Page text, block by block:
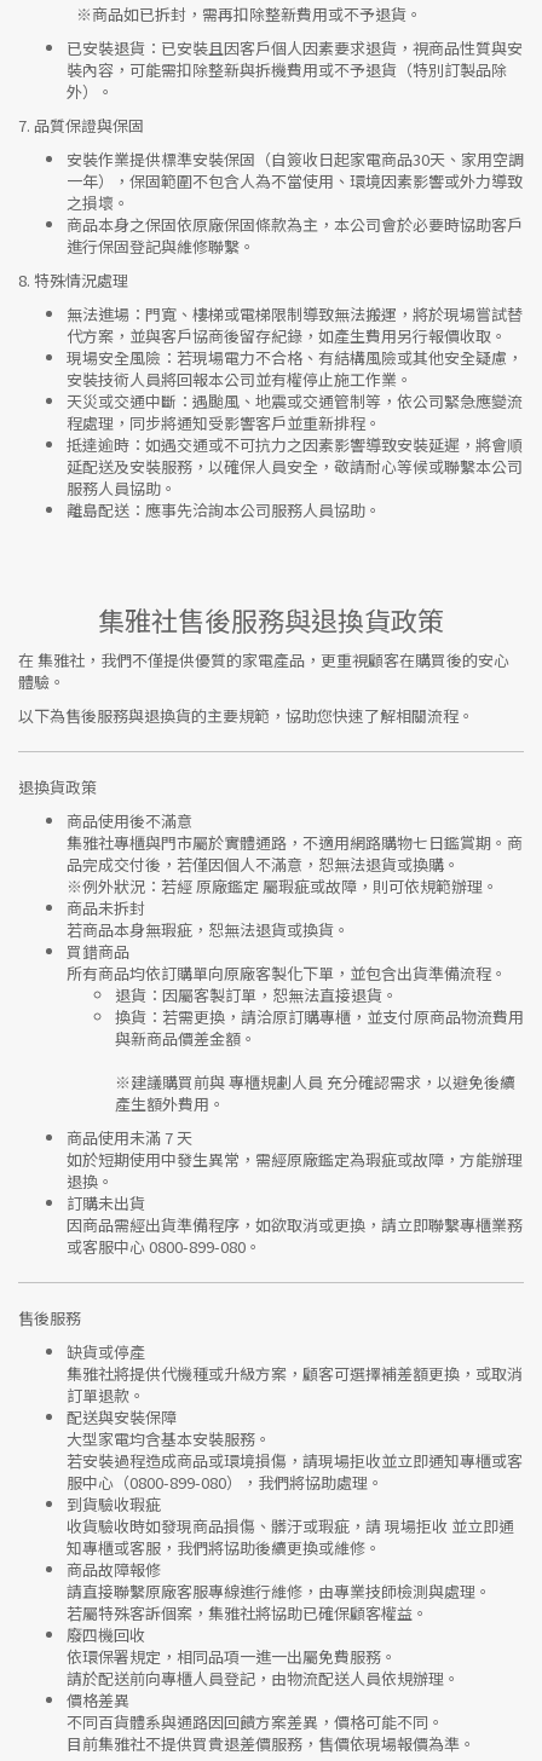
※商品如已拆封，需再扣除整新費用或不予退貨。
已安裝退貨 ：已安裝且因客戶個人因素要求退貨，視商品性質與安
裝內容，可能需扣除整新與拆機費用或不予退貨（特別訂製品除
外）。
7. 品質保證與保固
安裝作業提供標準安裝保固（自簽收日起家電商品30天、家用空調
一年），保固範圍不包含人為不當使用、環境因素影響或外力導致
之損壞。
商品本身之保固依原廠保固條款為主，本公司會於必要時協助客戶
進行保固登記與維修聯繫。
8. 特殊情況處理
無法進場 ：門寬、樓梯或電梯限制導致無法搬運，將於現場嘗試替
代方案，並與客戶協商後留存紀錄，如產生費用另行報價收取。
現場安全風險 ： 若現場電力不合格、有結構風險或其他安全疑慮，
安裝技術人員將回報本公司並有權停止施工作業。
天災或交通中斷 ：遇颱風、地震或交通管制等，依公司緊急應變流
程處理，同步將通知受影響客戶並重新排程。
抵達逾時 ：如遇交通或不可抗力之因素影響導致安裝延遲，將會順
延配送及安裝服務，以確保人員安全，敬請耐心等候或聯繫本公司
服務人員協助。
離島配送 ：應事先洽詢本公司服務人員協助。
集雅社售後服務與退換貨政策
在集雅社 ，我們不僅提供優質的家電產品，更重視顧客在購買後的安心
體驗。
以下為售後服務與退換貨的主要規範，協助您快速了解相關流程。
退換貨政策
商品使用後不滿意
集雅社專櫃與門市屬於實體通路，不適用網路購物七日鑑賞期 。商
品完成交付後，若僅因個人不滿意，恕無法退貨或換購。
※例外狀況：若經 原廠鑑定 屬瑕疵或故障，則可依規範辦理。
商品未拆封
若商品本身無瑕疵，恕無法退貨或換貨。
買錯商品
所有商品均依訂購單向原廠客製化下單 ，並包含出貨準備流程。
退貨 ：因屬客製訂單，恕無法直接退貨。
換貨 ：若需更換，請洽原訂購專櫃，並支付原商品物流費用
與新商品價差金額 。
※建議購買前與專櫃規劃人員 充分確認需求，以避免後續
產生額外費用。
商品使用未滿 7 天
如於短期使用中發生異常，需經原廠鑑定為瑕疵或故障，方能辦理
退換。
訂購未出貨
因商品需經出貨準備程序，如欲取消或更換，請立即聯繫專櫃業務
或客服中心 0800-899-080 。
售後服務
缺貨或停產
集雅社將提供代機種或升級方案 ，顧客可選擇補差額更換，或取消
訂單退款。
配送與安裝保障
大型家電均含基本安裝服務。
若安裝過程造成商品或環境損傷，請現場拒收並立即通知專櫃或客
服中心 （0800-899-080），我們將協助處理。
到貨驗收瑕疵
收貨驗收時如發現商品損傷、髒汙或瑕疵 ，請 現場拒收 並立即通
知專櫃或客服，我們將協助後續更換或維修。
商品故障報修
請直接聯繫原廠客服專線進行維修，由專業技師檢測與處理。
若屬特殊客訴個案，集雅社將協助已確保顧客權益。
廢四機回收
依環保署規定，相同品項一進一出屬免費服務。
請於配送前向專櫃人員登記，由物流配送人員依規辦理。
價格差異
不同百貨體系與通路因回饋方案差異，價格可能不同。
目前集雅社不提供買貴退差價服務 ，售價依現場報價為準。